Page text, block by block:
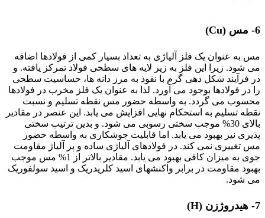
6- مس (Cu)
مس به عنوان یک فلز آلیاژی به تعداد بسیار کمی از فولادها اضافه
می شود. زیرا این فلز به زیر لایه های سطحی فولاد تمرکز یافته. و
در فرآیند شکل دهی گرم با نفوذ به مرز دانه ها، حساسیت سطحی
را در فولادها بوجود می آورد. لذا به عنوان یک فلز مخرب در فولادها
محسوب می گردد. به واسطه حضور مس نقطه تسلیم و نسبت
نقطه تسلیم به استحکام نهایی افزایش می یابد. این عنصر در مقادیر
بالای 30% موجب سختی رسوبی می شود. و بدین ترتیب سختی
پذیری نیز بهبود می یابد. اما قابلیت جوشکاری به واسطه حضور
مس تغییری نمی کند. در فولادهای آلیاژی ساده و پر آلیاژ مقاومت
جوی به میزان کافی بهبود می یابد. مقادیر بالاتر از 1% مس موجب
بهبود مقاومت در برابر واکنشهای اسید کلریدریک و اسید سولفوریک
می شود.
7- هیدروژزن (H)